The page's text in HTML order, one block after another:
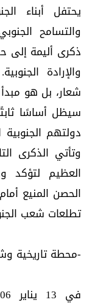
يحتفل أبناء
والتسامح
ذكرى أليمة
والإرادة
شعار، بل هو
سيظل أساسًا
دولتهم
وتأتي الذكرى
العظيم لتؤكد
الحصن المنيع
تطلعات شعب
-محطة تاريخية